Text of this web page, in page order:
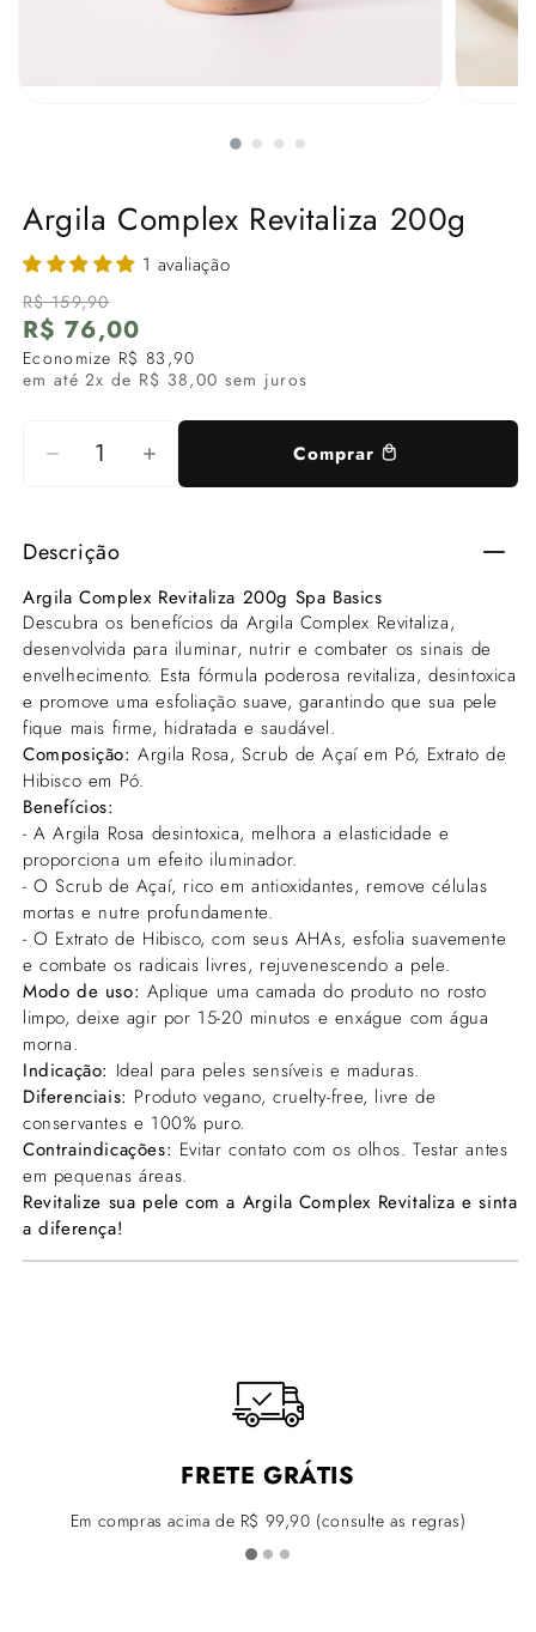
Argila Complex Revitaliza 200g
1 avaliação
Preço
de
saldo
R$ 76,00
Preço
normal
R$ 159,90
Economize R$ 83,90
em até 2x de R$ 38,00 sem juros
Diminuir
de
Argila
Complex
Revitaliza
200g
Aumentar
Argila
Complex
Revitaliza
200g
Comprar
Descrição
Argila Complex Revitaliza 200g Spa Basics
Descubra os benefícios da Argila Complex Revitaliza,
desenvolvida para iluminar, nutrir e combater os sinais de
envelhecimento. Esta fórmula poderosa revitaliza, desintoxica
e promove uma esfoliação suave, garantindo que sua pele
fique mais firme, hidratada e saudável.
Composição: Argila Rosa, Scrub de Açaí em Pó, Extrato de
Hibisco em Pó.
Benefícios:
- A Argila Rosa desintoxica, melhora a elasticidade e
proporciona um efeito iluminador.
- O Scrub de Açaí, rico em antioxidantes, remove células
mortas e nutre profundamente.
- O Extrato de Hibisco, com seus AHAs, esfolia suavemente
e combate os radicais livres, rejuvenescendo a pele.
Modo de uso: Aplique uma camada do produto no rosto
limpo, deixe agir por 15-20 minutos e enxágue com água
morna.
Indicação: Ideal para peles sensíveis e maduras.
Diferenciais: Produto vegano, cruelty-free, livre de
conservantes e 100% puro.
Contraindicações: Evitar contato com os olhos. Testar antes
em pequenas áreas.
Revitalize sua pele com a Argila Complex Revitaliza e sinta
a diferença!
FRETE GRÁTIS
Em compras acima de R$ 99,90 (consulte as regras)